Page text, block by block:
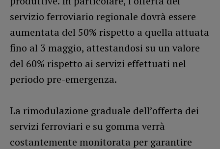
servizio ferroviario regionale dovrà essere
aumentata del 50% rispetto a quella attuata
fino al 3 maggio, attestandosi su un valore
del 60% rispetto ai servizi effettuati nel
periodo pre-emergenza.
La rimodulazione graduale dell’offerta dei
servizi ferroviari e su gomma verrà
costantemente monitorata per garantire